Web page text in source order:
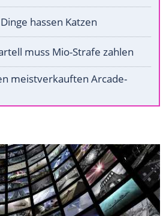
hassen Katzen
muss Mio-Strafe zahlen
meistverkauften Arcade-